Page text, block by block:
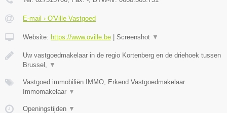
E-mail › O'Ville Vastgoed
Website: https://www.oville.be Screenshot ▼
Uw vastgoedmakelaar in de regio Kortenberg en de driehoek tussen
Brussel, ▼
Vastgoed immobiliën IMMO, Erkend Vastgoedmakelaar
Immomakelaar ▼
Openingstijden ▼